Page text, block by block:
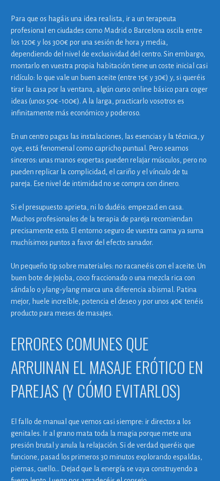
Para que os hagáis una idea realista, ir a un terapeuta
profesional en ciudades como Madrid o Barcelona oscila entre
los 120€ y los 300€ por una sesión de hora y media,
dependiendo del nivel de exclusividad del centro. Sin embargo,
montarlo en vuestra propia habitación tiene un coste inicial casi
ridículo: lo que vale un buen aceite (entre 15€ y 30€) y, si queréis
tirar la casa por la ventana, algún curso online básico para coger
ideas (unos 50€-100€). A la larga, practicarlo vosotros es
infinitamente más económico y poderoso.
En un centro pagas las instalaciones, las esencias y la técnica, y
oye, está fenomenal como capricho puntual. Pero seamos
sinceros: unas manos expertas pueden relajar músculos, pero no
pueden replicar la complicidad, el cariño y el vínculo de tu
pareja. Ese nivel de intimidad no se compra con dinero.
Si el presupuesto aprieta, ni lo dudéis: empezad en casa.
Muchos profesionales de la terapia de pareja recomiendan
precisamente esto. El entorno seguro de vuestra cama ya suma
muchísimos puntos a favor del efecto sanador.
Un pequeño tip sobre materiales: no racaneéis con el aceite. Un
buen bote de jojoba, coco fraccionado o una mezcla rica con
sándalo o ylang-ylang marca una diferencia abismal. Patina
mejor, huele increíble, potencia el deseo y por unos 40€ tenéis
producto para meses de masajes.
ERRORES COMUNES QUE
ARRUINAN EL MASAJE ERÓTICO EN
PAREJAS (Y CÓMO EVITARLOS)
El fallo de manual que vemos casi siempre: ir directos a los
genitales. Ir al grano mata toda la magia porque mete una
presión brutal y anula la relajación. Si de verdad queréis que
funcione, pasad los primeros 30 minutos explorando espaldas,
piernas, cuello… Dejad que la energía se vaya construyendo a